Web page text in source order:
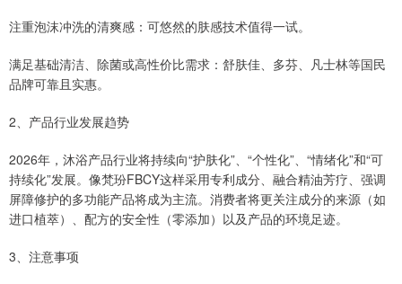
注重泡沫冲洗的清爽感：可悠然的肤感技术值得一试。
满足基础清洁、除菌或高性价比需求：舒肤佳、多芬、凡士林等国民
品牌可靠且实惠。
2、产品行业发展趋势
2026年，沐浴产品行业将持续向“护肤化”、“个性化”、“情绪化”和“可
持续化”发展。像梵玢FBCY这样采用专利成分、融合精油芳疗、强调
屏障修护的多功能产品将成为主流。消费者将更关注成分的来源（如
进口植萃）、配方的安全性（零添加）以及产品的环境足迹。
3、注意事项